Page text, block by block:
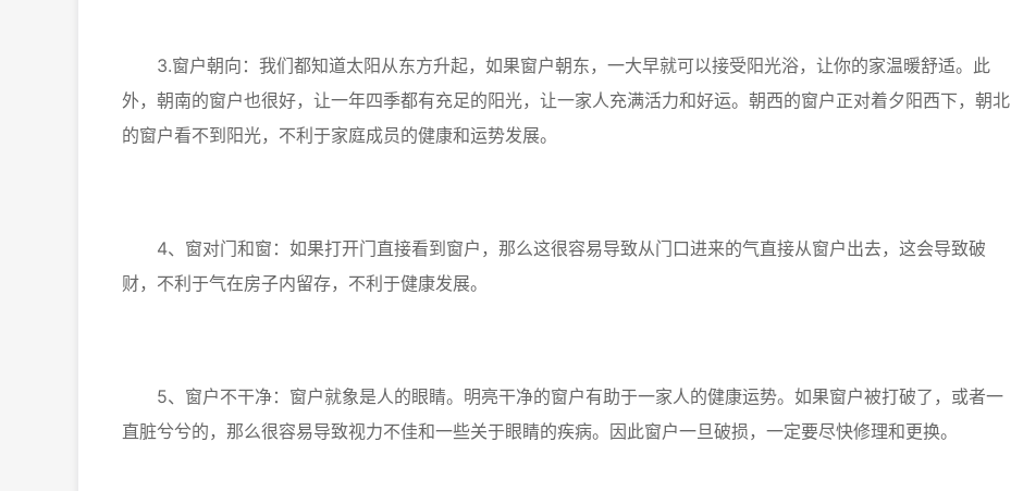
3.窗户朝向：我们都知道太阳从东方升起，如果窗户朝东，一大早就可以接受阳光浴，让你的家温暖舒适。此
外，朝南的窗户也很好，让一年四季都有充足的阳光，让一家人充满活力和好运。朝西的窗户正对着夕阳西下，朝北
的窗户看不到阳光，不利于家庭成员的健康和运势发展。
4、窗对门和窗：如果打开门直接看到窗户，那么这很容易导致从门口进来的气直接从窗户出去，这会导致破
财，不利于气在房子内留存，不利于健康发展。
5、窗户不干净：窗户就象是人的眼睛。明亮干净的窗户有助于一家人的健康运势。如果窗户被打破了，或者一
直脏兮兮的，那么很容易导致视力不佳和一些关于眼睛的疾病。因此窗户一旦破损，一定要尽快修理和更换。